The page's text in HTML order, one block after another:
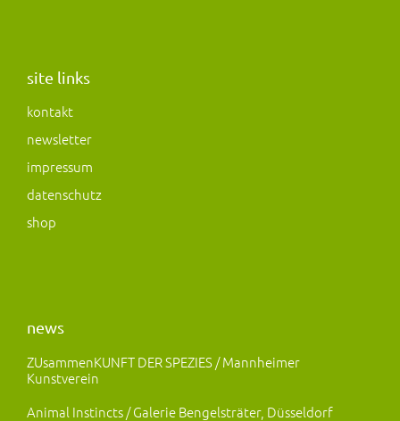
a
r
a
m
b
o
k
site links
kontakt
newsletter
impressum
datenschutz
shop
news
ZUsammenKUNFT DER SPEZIES / Mannheimer
Kunstverein
Animal Instincts / Galerie Bengelsträter, Düsseldorf